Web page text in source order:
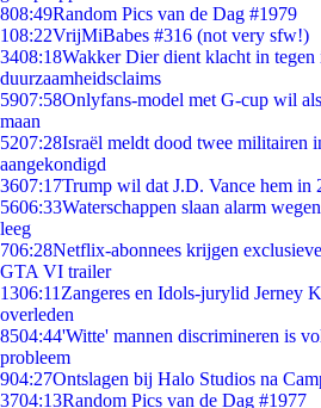
808:49Random Pics van de Dag #1979
108:22VrijMiBabes #316 (not very sfw!)
3408:18Wakker Dier dient klacht in
duurzaamheidsclaims
5907:58Onlyfans-model met G-cup wil
maan
5207:28Israël meldt dood twee militairen
aangekondigd
3607:17Trump wil dat J.D. Vance hem in
5606:33Waterschappen slaan alarm
leeg
706:28Netflix-abonnees krijgen
GTA VI trailer
1306:11 Zangeres en Idols-jurylid Jerney
overleden
8504:44'Witte' mannen discrimineren is
probleem
904:27Ontslagen bij Halo Studios na
3704:13Random Pics van de Dag #1977